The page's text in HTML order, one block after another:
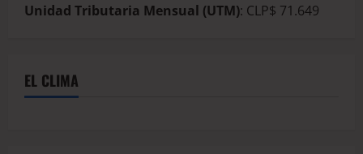
Unidad Tributaria Mensual (UTM): CLP$ 71.649
EL CLIMA